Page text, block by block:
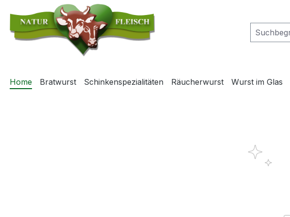
Hauptinhalt springen
Zur Suche springen
Zur Hauptnavigation springen
Home Bratwurst Schinkenspezialitäten Räucherwurst Wurst im Glas